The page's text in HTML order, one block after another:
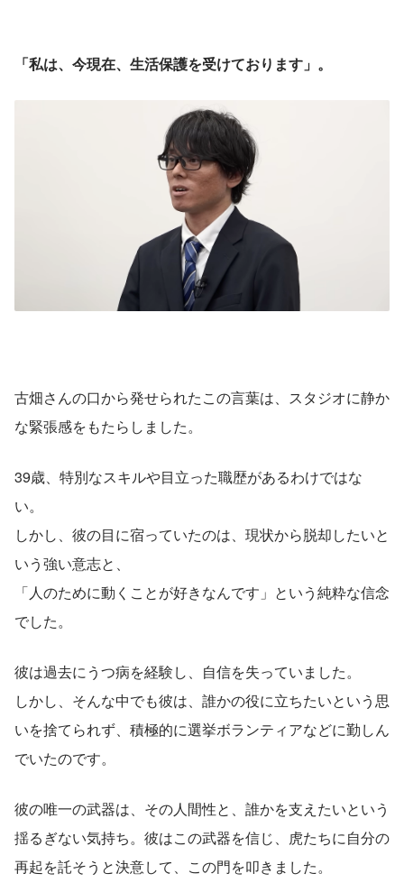
「私は、今現在、生活保護を受けております」。
古畑さんの口から発せられたこの言葉は、スタジオに静か
な緊張感をもたらしました。
39歳、特別なスキルや目立った職歴があるわけではな
い。
しかし、彼の目に宿っていたのは、現状から脱却したいと
いう強い意志と、
「人のために動くことが好きなんです」という純粋な信念
でした。
彼は過去にうつ病を経験し、自信を失っていました。
しかし、そんな中でも彼は、誰かの役に立ちたいという思
いを捨てられず、積極的に選挙ボランティアなどに勤しん
でいたのです。
彼の唯一の武器は、その人間性と、誰かを支えたいという
揺るぎない気持ち。彼はこの武器を信じ、虎たちに自分の
再起を託そうと決意して、この門を叩きました。